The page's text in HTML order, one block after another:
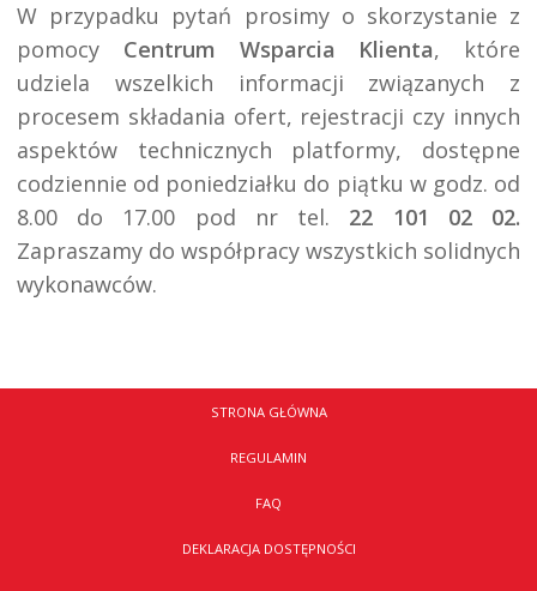
W przypadku pytań prosimy o skorzystanie z
pomocy Centrum Wsparcia Klienta, które
udziela wszelkich informacji związanych z
procesem składania ofert, rejestracji czy innych
aspektów technicznych platformy, dostępne
codziennie od poniedziałku do piątku w godz. od
8.00 do 17.00 pod nr tel. 22 101 02 02.
Zapraszamy do współpracy wszystkich solidnych
wykonawców.
STRONA GŁÓWNA
REGULAMIN
FAQ
DEKLARACJA DOSTĘPNOŚCI